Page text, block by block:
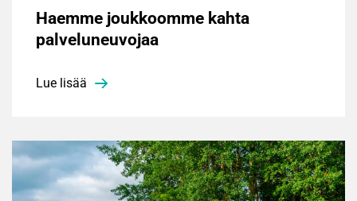
Haemme joukkoomme kahta
palveluneuvojaa
Lue lisää